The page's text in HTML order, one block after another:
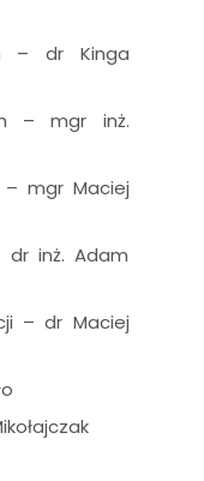
– dr Kinga
– mgr inż.
– mgr Maciej
dr inż. Adam
– dr Maciej